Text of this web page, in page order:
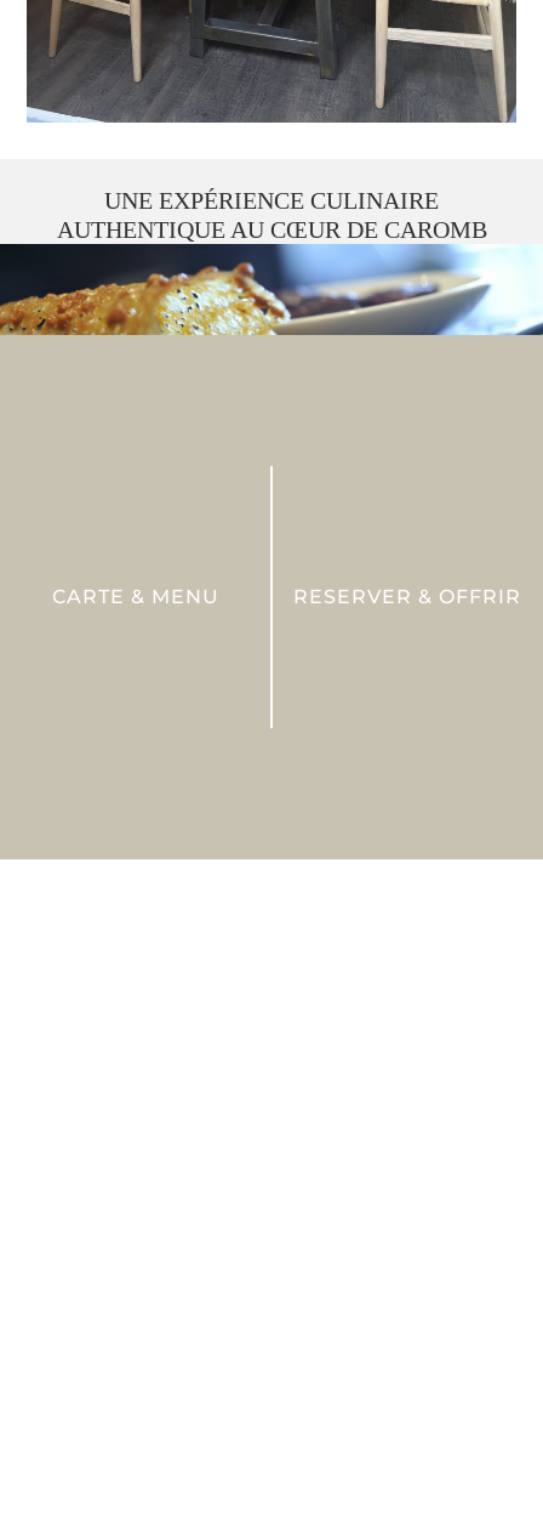
UNE EXPÉRIENCE CULINAIRE
AUTHENTIQUE AU CŒUR DE CAROMB
CARTE & MENU RESERVER & OFFRIR